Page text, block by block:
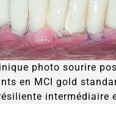
photo sourire
en MCI gold
intermédiaire